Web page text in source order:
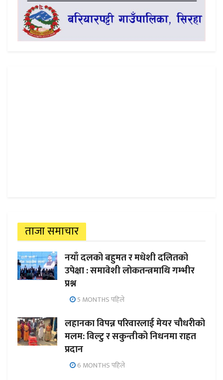
ताजा समाचार
नयाँ दलको बहुमत र मधेशी दलितको
उपेक्षा : समावेशी लोकतन्त्रमाथि गम्भीर
प्रश्न
5 MONTHS पहिले
लहानका विपन्न परिवारलाई मेयर चौधरीको
मलम: विल्टु र सकुन्तीको निधनमा राहत
प्रदान
6 MONTHS पहिले